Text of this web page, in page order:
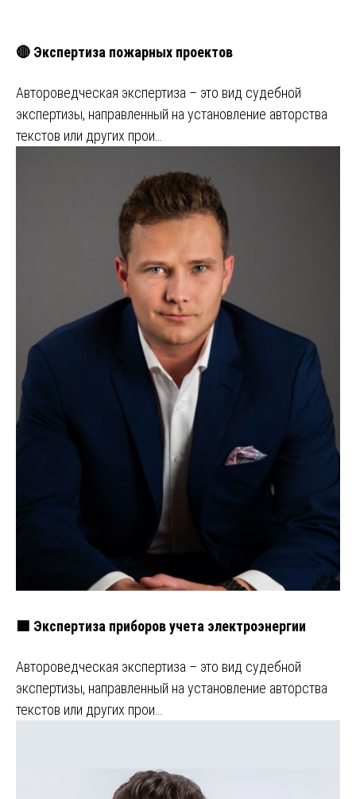
🔴 Экспертиза пожарных проектов
Автороведческая экспертиза – это вид судебной
экспертизы, направленный на установление авторства
текстов или других прои…
🟩 Экспертиза приборов учета электроэнергии
Автороведческая экспертиза – это вид судебной
экспертизы, направленный на установление авторства
текстов или других прои…